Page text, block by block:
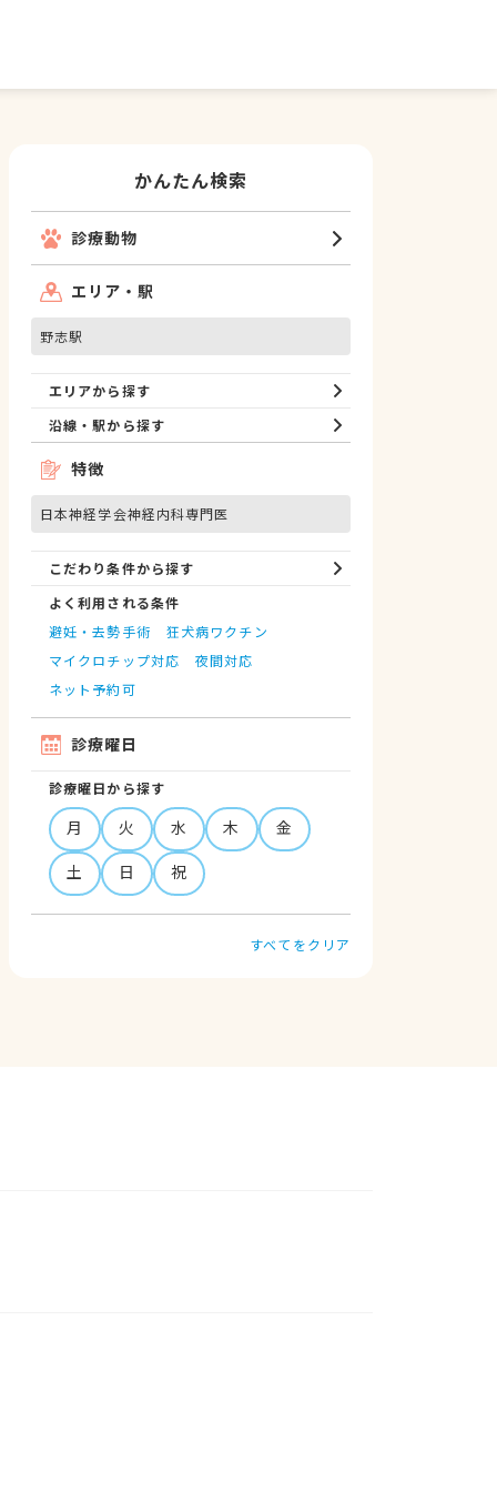
かんたん検索
診療動物
エリア・駅
野志駅
エリアから探す
沿線・駅から探す
特徴
日本神経学会神経内科専門医
こだわり条件から探す
よく利用される条件
避妊・去勢手術
狂犬病ワクチン
マイクロチップ対応
夜間対応
ネット予約可
診療曜日
診療曜日から探す
月 火 水 木
金
土
日 祝
すべてをクリア